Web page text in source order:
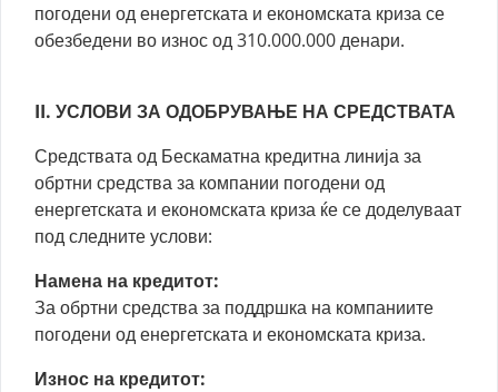
погодени од енергетската и економската криза се
обезбедени во износ од 310.000.000 денари.
II. УСЛОВИ ЗА ОДОБРУВАЊЕ НА СРЕДСТВАТА
Средствата од Бескаматна кредитна линија за
обртни средства за компании погодени од
енергетската и економската криза ќе се доделуваат
под следните услови:
Намена на кредитот:
За обртни средства за поддршка на компаниите
погодени од енергетската и економската криза.
Износ на кредитот: